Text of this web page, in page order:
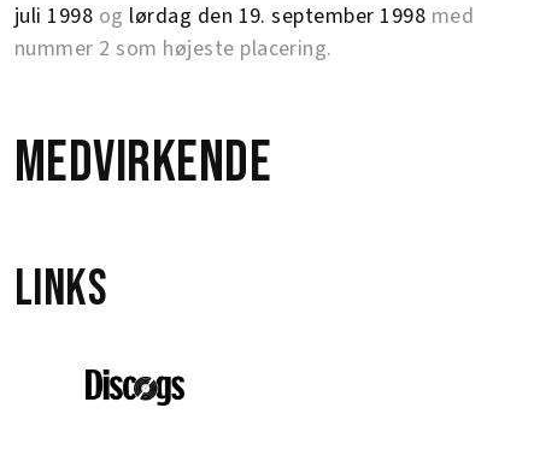
juli 1998 og lørdag den 19. september 1998 med
nummer 2 som højeste placering.
Medvirkende
Links